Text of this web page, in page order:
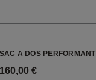
SAC A DOS PERFORMANT
160,00 €